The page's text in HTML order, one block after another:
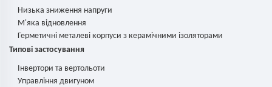
Низька зниження напруги
М'яка відновлення
Герметичні металеві корпуси з керамічними ізоляторами
Типові застосування
Інвертори та вертольоти
Управління двигуном